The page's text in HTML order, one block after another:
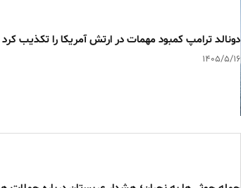
دونالد ترامپ کمبود مهمات در ارتش آمریکا را تکذیب کرد
۱۴۰۵/۵/۱۶